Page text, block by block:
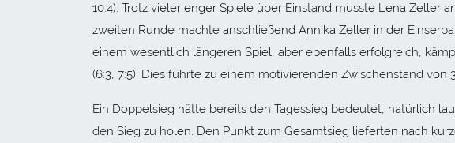
10:4). Trotz vieler enger Spiele über Einstand musste Lena Zeller
zweiten Runde machte anschließend Annika Zeller in der
einem wesentlich längeren Spiel, aber ebenfalls erfolgreich,
(6:3, 7:5). Dies führte zu einem motivierenden Zwischenstand von
Ein Doppelsieg hätte bereits den Tagessieg bedeutet, natürlich
den Sieg zu holen. Den Punkt zum Gesamtsieg lieferten nach